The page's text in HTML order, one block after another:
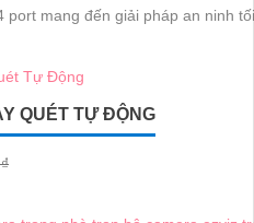
port mang đến giải pháp an ninh
QUÉT TỰ ĐỘNG